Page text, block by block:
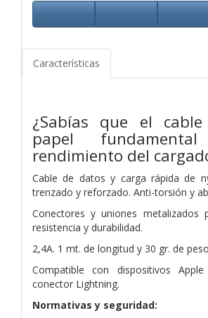
Características
¿Sabías que el
papel
rendimiento del
Cable de datos y carga rápida de
trenzado y reforzado. Anti-torsión y
Conectores y uniones metalizados
resistencia y durabilidad.
2,4A. 1 mt. de longitud y 30 gr. de
Compatible con dispositivos
conector Lightning.
Normativas y seguridad: